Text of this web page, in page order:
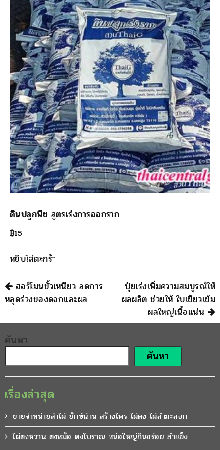
ดินปลูกพืช สูตรเร่งการออกราก
฿15
หยิบใส่ตะกร้า
นำทาง
ฮอร์โมนขั้วเหนียว ลดการ
หลุดร่วงของดอกและผล
ปุ๋ยเร่งเพิ่มความสมบูรณ์ให้
ผลผลิต ช่วยให้ ใบเขียวเข้ม
ผลใหญ่เนื้อแน่น
ค้นหา
ค้นหา
เรื่องล่าสุด
ขายจำหน่ายลำไผ่ ยักษ์น่าน สร้างไพร ไผ่ตง ไผ่ลำมะลอก
ไผ่ตงหวาน ตงหม้อ ตงโบราณ หน่อใหญ่กินอร่อย ลำแข็ง